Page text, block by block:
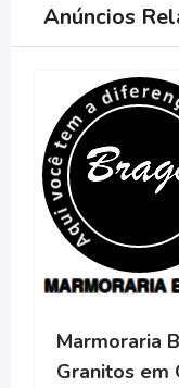
Anúncios
Marmoraria
Granitos em